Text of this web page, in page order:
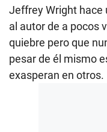
Jeffrey Wright hace
al autor de a pocos
quiebre pero que
pesar de él mismo
exasperan en otros.